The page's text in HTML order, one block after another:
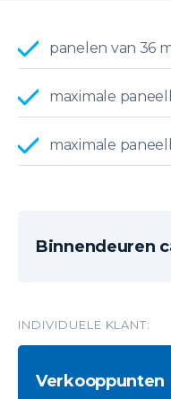
panelen van 36
maximale
maximale
Binnendeuren
INDIVIDUELE KLANT:
Verkooppunten